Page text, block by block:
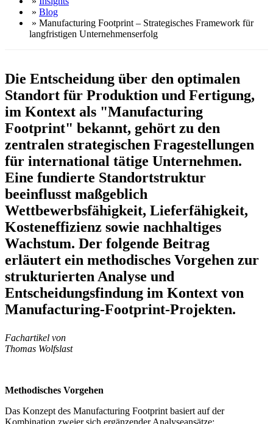
» Blog
» Manufacturing Footprint – Strategisches Framework für
langfristigen Unternehmenserfolg
Die Entscheidung über den optimalen
Standort für Produktion und Fertigung,
im Kontext als "Manufacturing
Footprint" bekannt, gehört zu den
zentralen strategischen Fragestellungen
für international tätige Unternehmen.
Eine fundierte Standortstruktur
beeinflusst maßgeblich
Wettbewerbsfähigkeit, Lieferfähigkeit,
Kosteneffizienz sowie nachhaltiges
Wachstum. Der folgende Beitrag
erläutert ein methodisches Vorgehen zur
strukturierten Analyse und
Entscheidungsfindung im Kontext von
Manufacturing-Footprint-Projekten.
Fachartikel von
Thomas Wolfslast
Methodisches Vorgehen
Das Konzept des Manufacturing Footprint basiert auf der
Kombination zweier sich ergänzender Analyseansätze: